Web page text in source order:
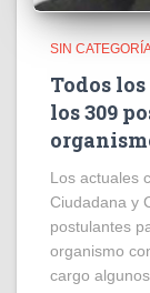
SIN
Todos
los 309
Los actuales
Ciudadana y
postulantes
organismo
cargo algunos